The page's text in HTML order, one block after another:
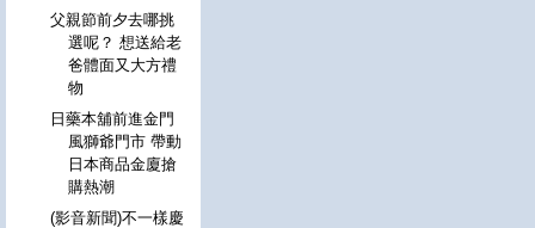
父親節前夕去哪挑
選呢？ 想送給老
爸體面又大方禮
物
日藥本舖前進金門
風獅爺門市 帶動
日本商品金廈搶
購熱潮
(影音新聞)不一樣慶